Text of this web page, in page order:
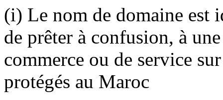
(i) Le nom de domaine est
de prêter à confusion, à
commerce ou de service
protégés au Maroc